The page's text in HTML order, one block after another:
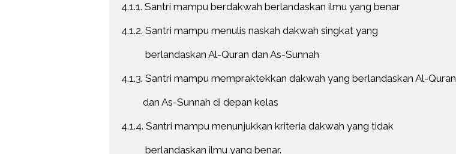
4.1.1. Santri mampu berdakwah berlandaskan ilmu yang benar
4.1.2. Santri mampu menulis naskah dakwah singkat yang
          berlandaskan Al-Quran dan As-Sunnah
4.1.3. Santri mampu mempraktekkan dakwah yang berlandaskan Al-Quran
         dan As-Sunnah di depan kelas
4.1.4. Santri mampu menunjukkan kriteria dakwah yang tidak
          berlandaskan ilmu yang benar.